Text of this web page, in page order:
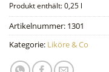
Produkt enthält: 0,25 l
Artikelnummer: 1301
Kategorie: Liköre & Co